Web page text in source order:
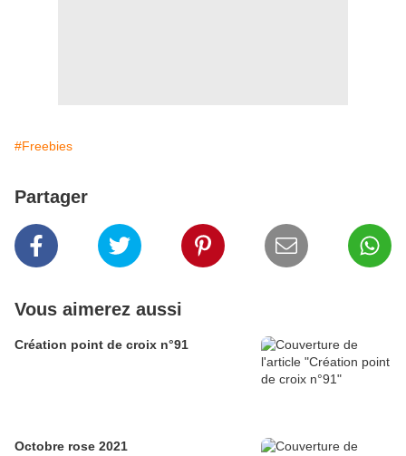
#Freebies
Partager
Vous aimerez aussi
Création point de croix n°91
Octobre rose 2021